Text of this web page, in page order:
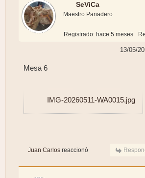
SeViCa
Maestro Panadero
Registrado: hace 5 meses
13/05/
Mesa 6
IMG-20260511-WA0015.jpg
Juan Carlos reaccionó